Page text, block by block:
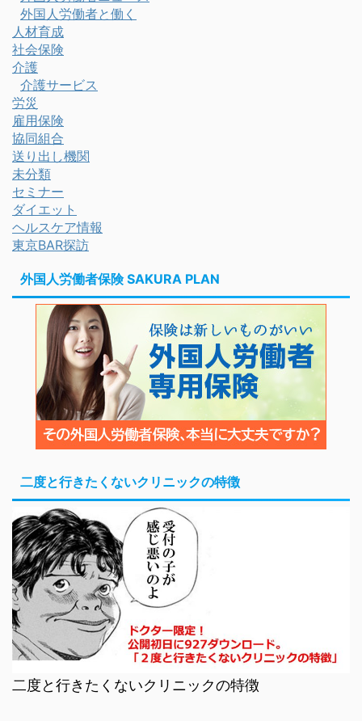
外国人労働者と働く
人材育成
社会保険
介護
介護サービス
労災
雇用保険
協同組合
送り出し機関
未分類
セミナー
ダイエット
ヘルスケア情報
東京BAR探訪
外国人労働者保険 SAKURA PLAN
二度と行きたくないクリニックの特徴
二度と行きたくないクリニックの特徴